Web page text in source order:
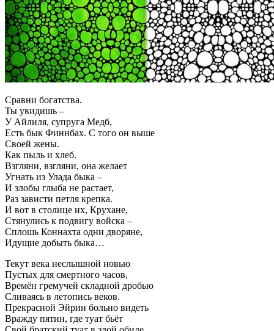
Сравни богатства.
Ты увидишь –
У Айлиля, супруга Медб,
Есть бык Финнбах. С того он выше
Своей жены.
Как пыль и хлеб.
Взгляни, взгляни, она желает
Угнать из Улада быка –
И злобы глыба не растает,
Раз зависти петля крепка.
И вот в столице их, Крухане,
Стянулись к подвигу войска –
Сплошь Коннахта одни дворяне,
Идущие добыть быка…
Текут века неслышной новью
Пустых для смертного часов,
Времён гремучей складной дробью
Сливаясь в летопись веков.
Прекрасной Эйрин больно видеть
Вражду пятин, где туат бьёт